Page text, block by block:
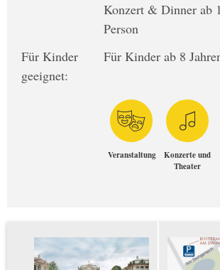
Konzert & Dinner ab
Person
Für Kinder
geeignet:
Für Kinder ab 8
Veranstaltung
Konzerte und
Theater